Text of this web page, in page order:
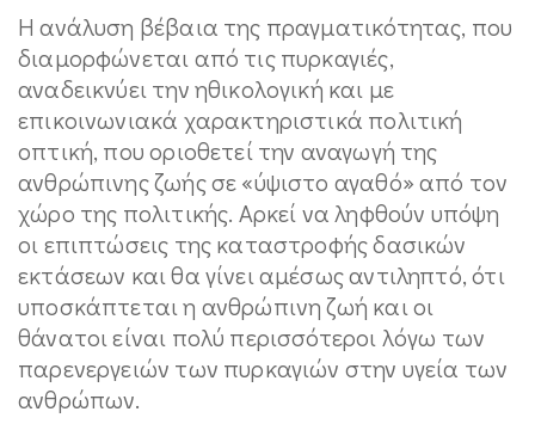
Η ανάλυση βέβαια της πραγματικότητας, που
διαμορφώνεται από τις πυρκαγιές,
αναδεικνύει την ηθικολογική και με
επικοινωνιακά χαρακτηριστικά πολιτική
οπτική, που οριοθετεί την αναγωγή της
ανθρώπινης ζωής σε «ύψιστο αγαθό» από τον
χώρο της πολιτικής. Αρκεί να ληφθούν υπόψη
οι επιπτώσεις της καταστροφής δασικών
εκτάσεων και θα γίνει αμέσως αντιληπτό, ότι
υποσκάπτεται η ανθρώπινη ζωή και οι
θάνατοι είναι πολύ περισσότεροι λόγω των
παρενεργειών των πυρκαγιών στην υγεία των
ανθρώπων.